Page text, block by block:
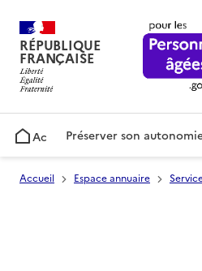
RÉPUBLIQUE
FRANÇAISE
AccueilPréserver son
Accueil Espace annuaire